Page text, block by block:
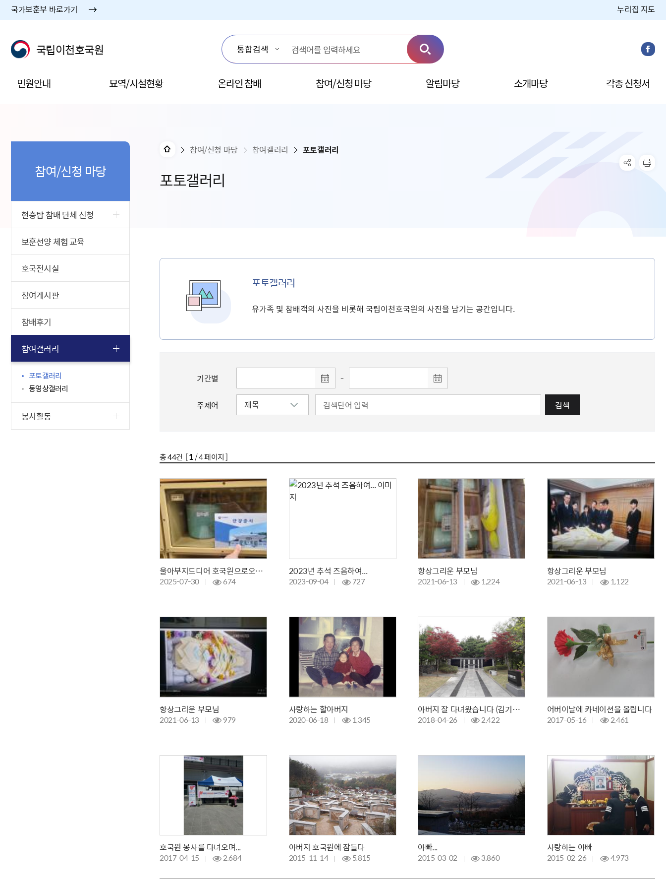
국가보훈부 바로가기 누리집 지도
국립이천호국원
민원안내 묘역/시설현황 온라인 참배 참여/신청 마당 알림마당 소개마당 각종 신청서
포토갤러리
참여/신청 마당 참여갤러리 포토갤러리
참여/신청 마당
현충탑 참배 단체 신청
보훈선양 체험 교육
호국전시실
참여게시판
참배후기
참여갤러리
포토갤러리
동영상갤러리
봉사활동
포토갤러리
유가족 및 참배객의 사진을 비롯해 국립이천호국원의 사진을 남기는 공간입니다.
기간별 -
주제어 검색
총44건 [1 / 4 페이지 ]
울아부지드디어 호국원으로오시다
2025-07-30 674
2023년 추석 즈음하여...
2023-09-04 727
항상그리운 부모님
2021-06-13 1,224
항상그리운 부모님
2021-06-13 1,122
항상그리운 부모님
2021-06-13 979
사랑하는 할아버지
2020-06-18 1,345
아버지 잘 다녀왔습니다 (김기연 님)
2018-04-26 2,422
어버이날에 카네이션을 올립니다
2017-05-16 2,461
호국원 봉사를 다녀오며...
2017-04-15 2,684
아버지 호국원에 잠들다
2015-11-14 5,815
아빠...
2015-03-02 3,860
사랑하는 아빠
2015-02-26 4,973